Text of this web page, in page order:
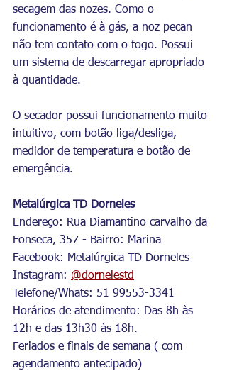
secagem das nozes. Como o
funcionamento é à gás, a noz pecan
não tem contato com o fogo. Possui
um sistema de descarregar apropriado
à quantidade.
O secador possui funcionamento muito
intuitivo, com botão liga/desliga,
medidor de temperatura e botão de
emergência.
Metalúrgica TD Dorneles
Endereço: Rua Diamantino carvalho da
Fonseca, 357 - Bairro: Marina
Facebook: Metalúrgica TD Dorneles
Instagram: @dornelestd
Telefone/Whats: 51 99553-3341
Horários de atendimento: Das 8h às
12h e das 13h30 às 18h.
Feriados e finais de semana ( com
agendamento antecipado)